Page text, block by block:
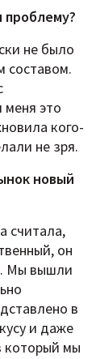
не было
составом.
это
кого-
не зря.
новый
считала,
он
Мы вышли
в
и даже
который мы